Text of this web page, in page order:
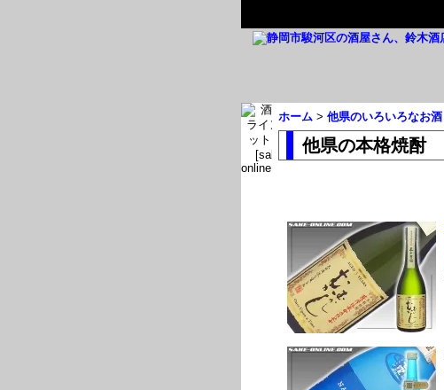
ホーム > 他県のいろいろなお酒
他県の本格焼酎